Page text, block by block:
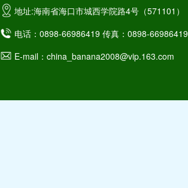
地址:海南省海口市城西学院路4号（571101）
电话：0898-66986419 传真：0898-66986419
E-mail：china_banana2008@vip.163.com